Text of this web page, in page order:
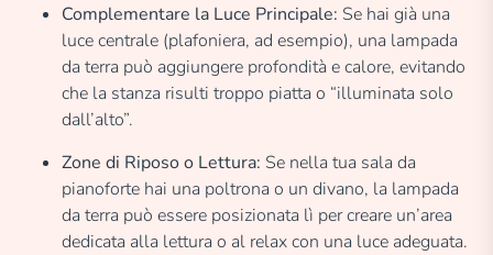
Complementare la Luce Principale: Se hai già una
luce centrale (plafoniera, ad esempio), una lampada
da terra può aggiungere profondità e calore, evitando
che la stanza risulti troppo piatta o “illuminata solo
dall’alto”.
Zone di Riposo o Lettura: Se nella tua sala da
pianoforte hai una poltrona o un divano, la lampada
da terra può essere posizionata lì per creare un’area
dedicata alla lettura o al relax con una luce adeguata.